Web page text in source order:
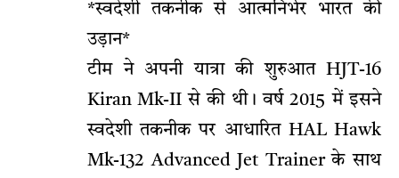
*स्वदेशी तकनीक से आत्मनिर्भर भारत की
उड़ान*
टीम ने अपनी यात्रा की शुरुआत HJT-16
Kiran Mk-II से की थी। वर्ष 2015 में इसने
स्वदेशी तकनीक पर आधारित HAL Hawk
Mk-132 Advanced Jet Trainer के साथ